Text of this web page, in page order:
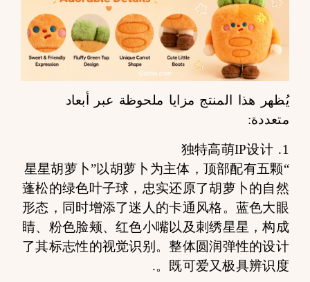
يُظهر هذا المنتج مزايا ملحوظة عبر أبعاد
متعددة:
1. 独特高萌IP设计
“星星胡萝卜”以胡萝卜为主体，顶部配有五颗
蓬松的绿色叶子球，忠实还原了胡萝卜的自然
形态，同时增添了迷人的卡通风格。蓝色大眼
睛、粉色脸颊、红色小嘴以及刺绣星星，构成
了其标志性的视觉识别。整体圆润弹性的设计
既可爱又极具辨识度。.